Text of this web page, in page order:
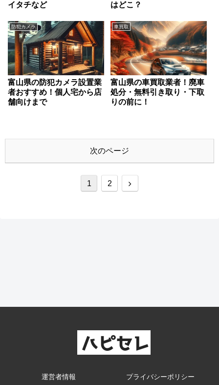
イタチなど
はどこ？
防犯カメラ
富山県の防犯カメラ設置業
者おすすめ！個人宅から店
舗向けまで
車買取
富山県の車買取業者！廃車
処分・無料引き取り・下取
りの前に！
次のページ
1 2
次
運営者情報 プライバシーポリシー